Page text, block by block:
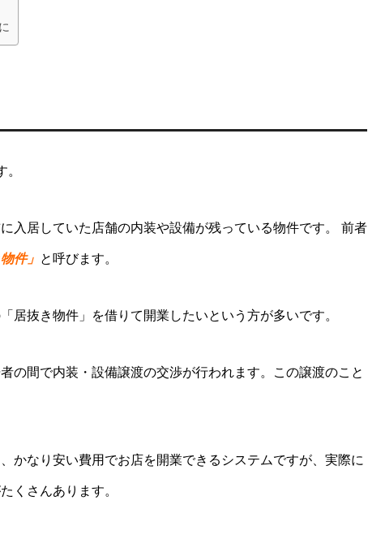
入居していた店舗の内装や設備が残っている物件です。 前者
件」 と呼びます。
居抜き物件」を借りて開業したいという方が多いです。
の間で内装・設備譲渡の交渉が行われます。この譲渡のこと
かなり安い費用でお店を開業できるシステムですが、実際に
くさんあります。